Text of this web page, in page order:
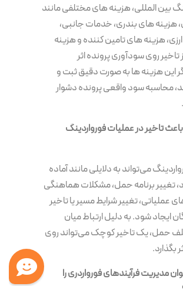
بین المللی، هزینه های مختلفی مانند
هزینه های بندری، خدمات جانبی،
هزینه های تامین کننده و هزینه
روی سودآوری پرونده اثر
این هزینه ها به صورت دقیق ثبت و
محاسبه سود واقعی پرونده دشوار
تاخیر در عملیات فورواردینگ
می‌تواند به دلایلی مانند آماده
تغییر برنامه حمل، مشکلات هماهنگی
عملیاتی، تغییر شرایط مسیر یا تاخیر
ایجاد شود. به دلیل ارتباط میان
حمل، یک تاخیر کوچک می‌تواند روی
بگذارد.
مدیریت فرآیندهای فورواردری را